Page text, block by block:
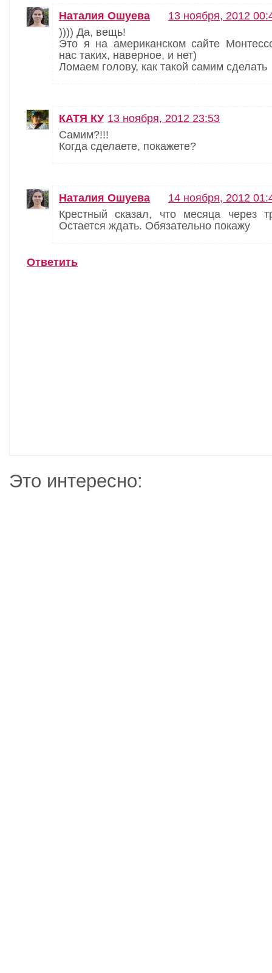
Наталия Ошуева
13 ноября, 2012
)))) Да, вещь!
Это я на американском сайте
нас таких, наверное, и нет)
Ломаем голову, как такой самим сделать
КАТЯ КУ 13 ноября, 2012 23:53
Самим?!!!
Когда сделаете, покажете?
Наталия Ошуева
14 ноября, 2012
Крестный сказал, что месяца через
Остается ждать. Обязательно покажу
Ответить
Это интересно: